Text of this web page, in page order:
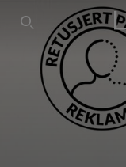
SEARCH THIS SITE